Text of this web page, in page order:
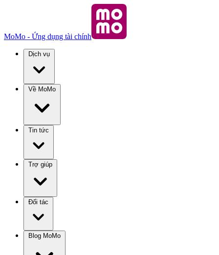
MoMo - Ứng dụng tài chính
Dịch vụ
Về MoMo
Tin tức
Trợ giúp
Đối tác
Blog MoMo